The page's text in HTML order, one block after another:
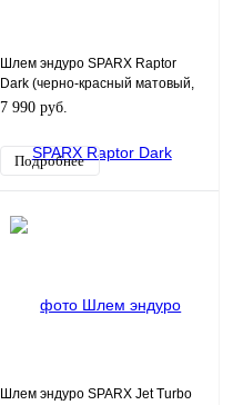
Шлем эндуро SPARX Raptor
Dark (черно-красный матовый,
L)
7 990 руб.
Подробнее
Шлем эндуро SPARX Jet Turbo